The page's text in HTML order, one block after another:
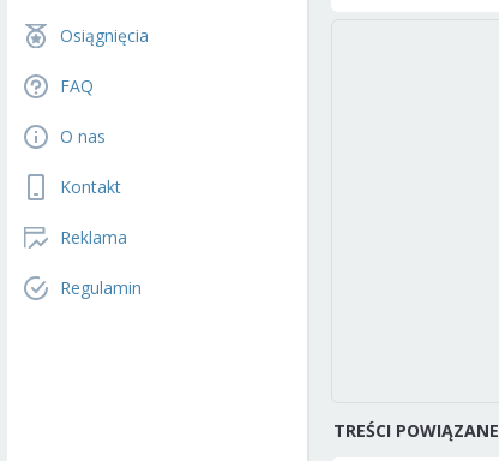
Osiągnięcia
FAQ
O nas
Kontakt
Reklama
Regulamin
TREŚCI POWIĄZANE